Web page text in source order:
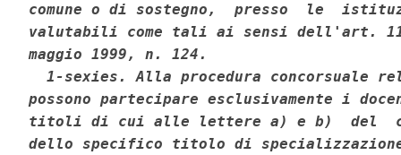
comune o di sostegno,  presso  le
valutabili come tali ai sensi dell'art.
maggio 1999, n. 124.
1-sexies. Alla procedura concorsuale
possono partecipare esclusivamente i
titoli di cui alle lettere a) e b)  del
dello specifico titolo di